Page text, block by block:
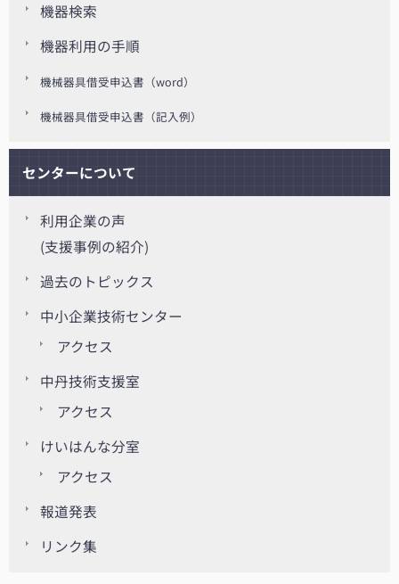
機器検索
機器利用の手順
機械器具借受申込書（word）
機械器具借受申込書（記入例）
センターについて
利用企業の声
(支援事例の紹介)
過去のトピックス
中小企業技術センター
アクセス
中丹技術支援室
アクセス
けいはんな分室
アクセス
報道発表
リンク集